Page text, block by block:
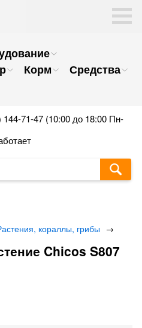
Корм
Средства
144-71-47 (10:00 до 18:00 Пн-
кораллы, грибы →
Chicos S807